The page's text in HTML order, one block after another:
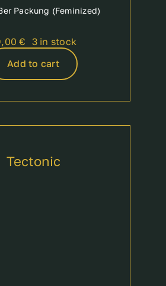
Packung (Feminized)
€ 3 in stock
Add to cart
Tectonic